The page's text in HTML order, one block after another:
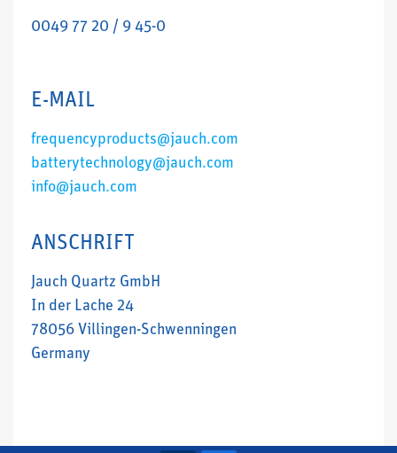
0049 77 20 / 9 45-0
E-MAIL
frequencyproducts@jauch.com
batterytechnology@jauch.com
info@jauch.com
ANSCHRIFT
Jauch Quartz GmbH
In der Lache 24
78056 Villingen-Schwenningen
Germany